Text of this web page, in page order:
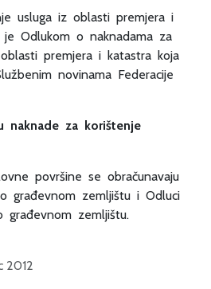
usluga iz oblasti premjera i
Odlukom o naknadama za
premjera i katastra koja
novinama Federacije
naknade za korištenje
površine se obračunavaju
građevnom zemljištu i Odluci
građevnom zemljištu.
2012